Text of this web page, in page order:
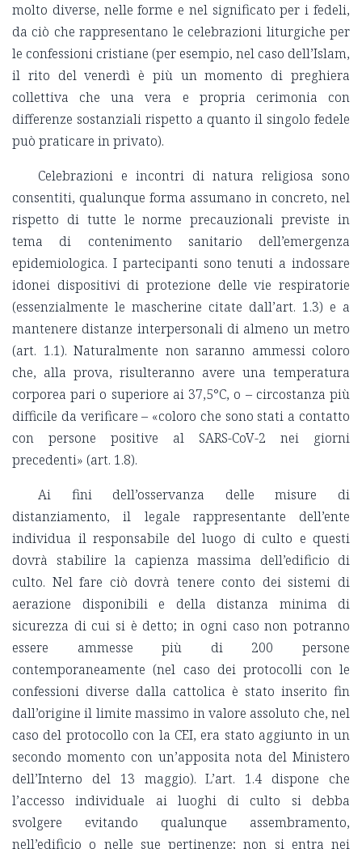
molto diverse, nelle forme e nel significato per i fedeli,
da ciò che rappresentano le celebrazioni liturgiche per
le confessioni cristiane (per esempio, nel caso dell’Islam,
il rito del venerdì è più un momento di preghiera
collettiva che una vera e propria cerimonia con
differenze sostanziali rispetto a quanto il singolo fedele
può praticare in privato).
Celebrazioni e incontri di natura religiosa sono
consentiti, qualunque forma assumano in concreto, nel
rispetto di tutte le norme precauzionali previste in
tema di contenimento sanitario dell’emergenza
epidemiologica. I partecipanti sono tenuti a indossare
idonei dispositivi di protezione delle vie respiratorie
(essenzialmente le mascherine citate dall’art. 1.3) e a
mantenere distanze interpersonali di almeno un metro
(art. 1.1). Naturalmente non saranno ammessi coloro
che, alla prova, risulteranno avere una temperatura
corporea pari o superiore ai 37,5°C, o – circostanza più
difficile da verificare – «coloro che sono stati a contatto
con persone positive al SARS-CoV-2 nei giorni
precedenti» (art. 1.8).
Ai fini dell’osservanza delle misure di
distanziamento, il legale rappresentante dell’ente
individua il responsabile del luogo di culto e questi
dovrà stabilire la capienza massima dell’edificio di
culto. Nel fare ciò dovrà tenere conto dei sistemi di
aerazione disponibili e della distanza minima di
sicurezza di cui si è detto; in ogni caso non potranno
essere ammesse più di 200 persone
contemporaneamente (nel caso dei protocolli con le
confessioni diverse dalla cattolica è stato inserito fin
dall’origine il limite massimo in valore assoluto che, nel
caso del protocollo con la CEI, era stato aggiunto in un
secondo momento con un’apposita nota del Ministero
dell’Interno del 13 maggio). L’art. 1.4 dispone che
l’accesso individuale ai luoghi di culto si debba
svolgere evitando qualunque assembramento,
nell’edificio o nelle sue pertinenze; non si entra nei